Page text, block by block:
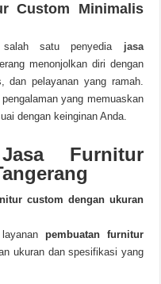
Custom Minimalis
salah satu penyedia
jasa
menonjolkan diri dengan
dan pelayanan yang ramah.
yang memuaskan
dengan keinginan Anda.
Furnitur
custom dengan ukuran
pembuatan furnitur
ukuran dan spesifikasi yang